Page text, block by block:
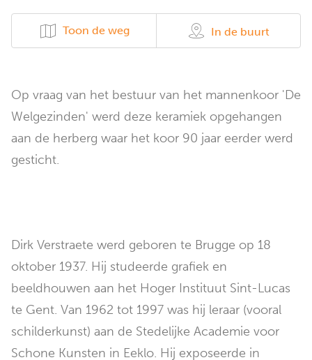
Toon de weg In de buurt
Op vraag van het bestuur van het mannenkoor 'De
Welgezinden' werd deze keramiek opgehangen
aan de herberg waar het koor 90 jaar eerder werd
gesticht.
Dirk Verstraete werd geboren te Brugge op 18
oktober 1937. Hij studeerde grafiek en
beeldhouwen aan het Hoger Instituut Sint-Lucas
te Gent. Van 1962 tot 1997 was hij leraar (vooral
schilderkunst) aan de Stedelijke Academie voor
Schone Kunsten in Eeklo. Hij exposeerde in